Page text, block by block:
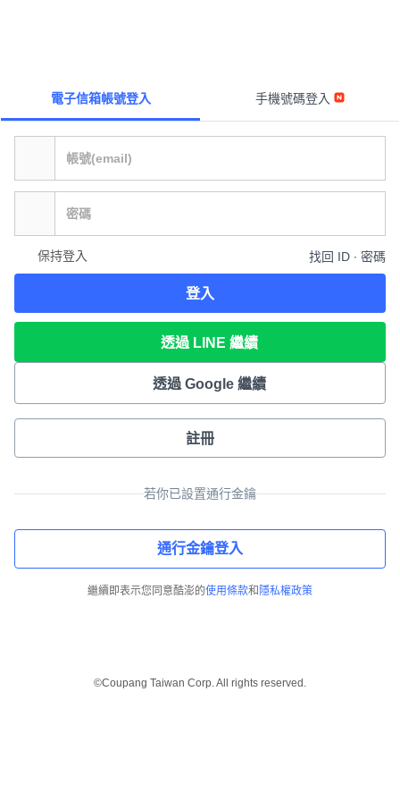
電子信箱帳號登入 手機號碼登入
保持登入 找回 ID ∙ 密碼
登入
透過 LINE 繼續
透過 Google 繼續
註冊
若你已設置通行金鑰
通行金鑰登入
繼續即表示您同意酷澎的使用條款和 隱私權政策
©Coupang Taiwan Corp. All rights reserved.